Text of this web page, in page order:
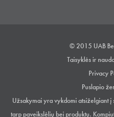
© 2015 UAB
Taisyklės ir
Privacy
Puslapio
Užsakymai yra vykdomi atsiželgiant
tarp paveikslėlių bei produktų.